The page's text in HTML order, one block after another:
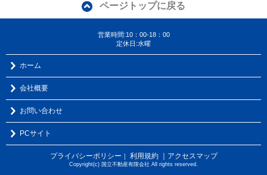
ページトップに戻る
営業時間:10：00-18：00
定休日:水曜
ホーム
会社概要
お問い合わせ
PCサイト
プライバシーポリシー 利用規約 ｜アクセスマップ
Copyright(c) 国立不動産有限会社 All rights reserved.